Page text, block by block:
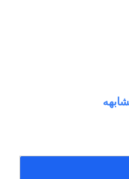
والقوارض بأقوى